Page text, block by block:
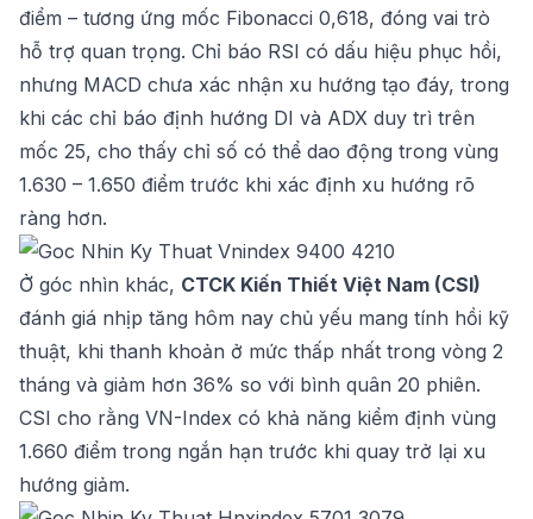
điểm – tương ứng mốc Fibonacci 0,618, đóng vai trò
hỗ trợ quan trọng. Chỉ báo RSI có dấu hiệu phục hồi,
nhưng MACD chưa xác nhận xu hướng tạo đáy, trong
khi các chỉ báo định hướng DI và ADX duy trì trên
mốc 25, cho thấy chỉ số có thể dao động trong vùng
1.630 – 1.650 điểm trước khi xác định xu hướng rõ
ràng hơn.
Ở góc nhìn khác, CTCK Kiến Thiết Việt Nam (CSI)
đánh giá nhịp tăng hôm nay chủ yếu mang tính hồi kỹ
thuật, khi thanh khoản ở mức thấp nhất trong vòng 2
tháng và giảm hơn 36% so với bình quân 20 phiên.
CSI cho rằng VN-Index có khả năng kiểm định vùng
1.660 điểm trong ngắn hạn trước khi quay trở lại xu
hướng giảm.